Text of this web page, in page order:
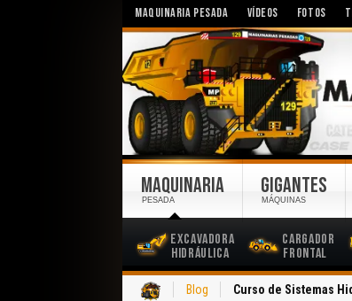
MAQUINARIA PESADA VÍDEOS FOTOS
MAQUINARIA
PESADA
Excavadora
Hidráulica
Cargador
Frontal
GIGANTES
MÁQUINAS
Blog Curso de Sistemas